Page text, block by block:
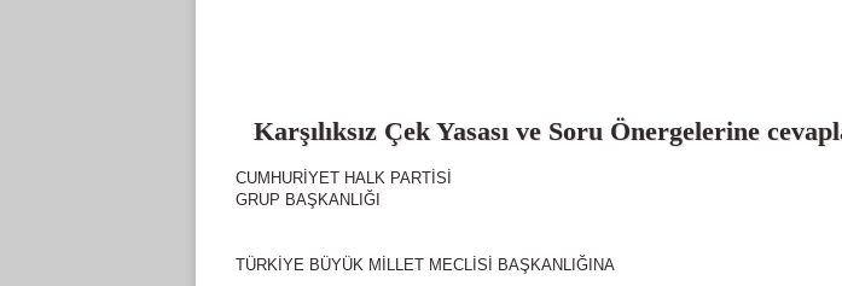
Karşılıksız Çek Yasası ve Soru Önergelerine
CUMHURİYET HALK PARTİSİ
GRUP BAŞKANLIĞI
TÜRKİYE BÜYÜK MİLLET MECLİSİ BAŞKANLIĞINA